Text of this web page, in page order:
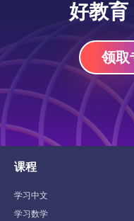
好教育
领取
课程
Toggle
Menu
学习中文
学习数学